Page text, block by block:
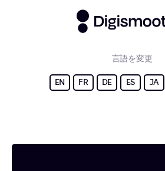
言語を変更
EN FR DE ES JA